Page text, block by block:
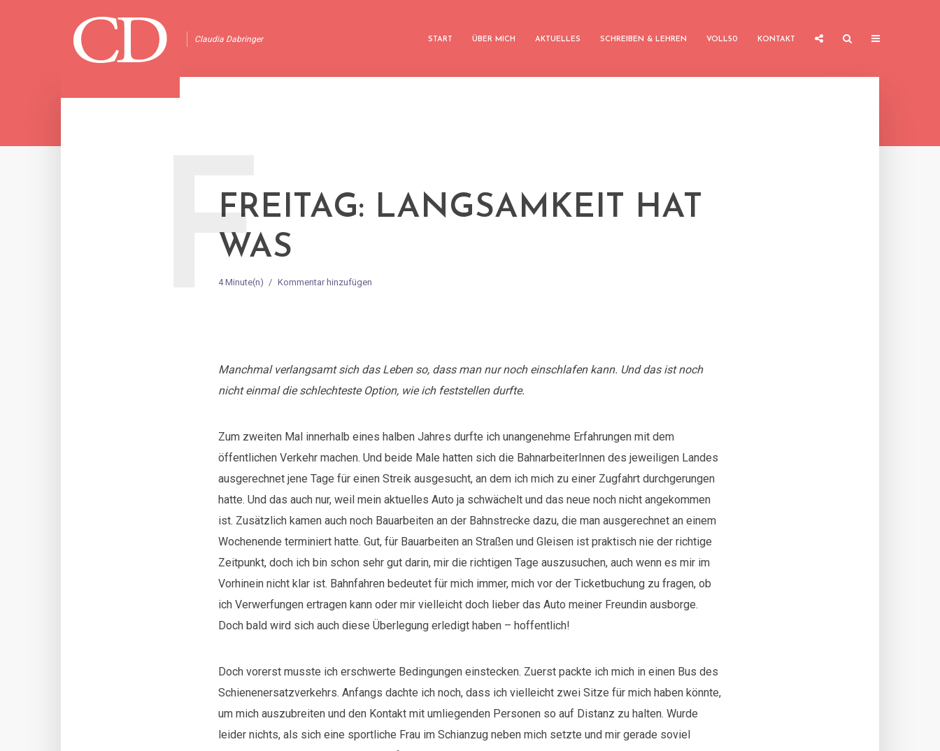
Claudia Dabringer START ÜBER MICH AKTUELLES SCHREIBEN & LEHREN VOLL50 KONTAKT
FREITAG: LANGSAMKEIT HAT
WAS
4 Minute(n) Kommentar hinzufügen
F
Manchmal verlangsamt sich das Leben so, dass man nur noch einschlafen kann. Und das ist noch
nicht einmal die schlechteste Option, wie ich feststellen durfte.
Zum zweiten Mal innerhalb eines halben Jahres durfte ich unangenehme Erfahrungen mit dem
öffentlichen Verkehr machen. Und beide Male hatten sich die BahnarbeiterInnen des jeweiligen Landes
ausgerechnet jene Tage für einen Streik ausgesucht, an dem ich mich zu einer Zugfahrt durchgerungen
hatte. Und das auch nur, weil mein aktuelles Auto ja schwächelt und das neue noch nicht angekommen
ist. Zusätzlich kamen auch noch Bauarbeiten an der Bahnstrecke dazu, die man ausgerechnet an einem
Wochenende terminiert hatte. Gut, für Bauarbeiten an Straßen und Gleisen ist praktisch nie der richtige
Zeitpunkt, doch ich bin schon sehr gut darin, mir die richtigen Tage auszusuchen, auch wenn es mir im
Vorhinein nicht klar ist. Bahnfahren bedeutet für mich immer, mich vor der Ticketbuchung zu fragen, ob
ich Verwerfungen ertragen kann oder mir vielleicht doch lieber das Auto meiner Freundin ausborge.
Doch bald wird sich auch diese Überlegung erledigt haben – hoffentlich!
Doch vorerst musste ich erschwerte Bedingungen einstecken. Zuerst packte ich mich in einen Bus des
Schienenersatzverkehrs. Anfangs dachte ich noch, dass ich vielleicht zwei Sitze für mich haben könnte,
um mich auszubreiten und den Kontakt mit umliegenden Personen so auf Distanz zu halten. Wurde
leider nichts, als sich eine sportliche Frau im Schianzug neben mich setzte und mir gerade soviel